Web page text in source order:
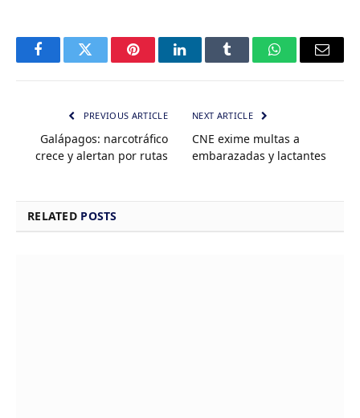
FacebookTwitter PinterestLinkedInTumblr WhatsAppEmail
PREVIOUS ARTICLE
Galápagos: narcotráfico
crece y alertan por rutas
NEXT ARTICLE
CNE exime multas a
embarazadas y lactantes
RELATED POSTS